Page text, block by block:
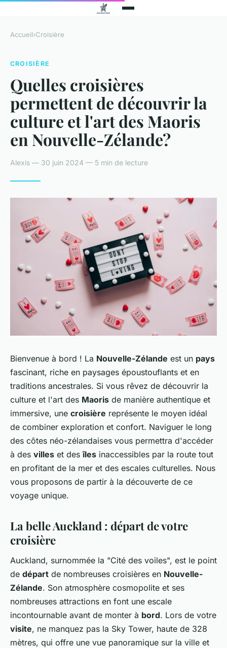
Accueil›Croisière
CROISIÈRE
Quelles croisières
permettent de découvrir la
culture et l'art des Maoris
en Nouvelle-Zélande?
Alexis — 30 juin 2024 — 5 min de lecture
Bienvenue à bord ! La Nouvelle-Zélande est un pays
fascinant, riche en paysages époustouflants et en
traditions ancestrales. Si vous rêvez de découvrir la
culture et l'art des Maoris de manière authentique et
immersive, une croisière représente le moyen idéal
de combiner exploration et confort. Naviguer le long
des côtes néo-zélandaises vous permettra d'accéder
à des villes et desîles inaccessibles par la route tout
en profitant de la mer et des escales culturelles. Nous
vous proposons de partir à la découverte de ce
voyage unique.
La belle Auckland : départ de votre
croisière
Auckland, surnommée la "Cité des voiles", est le point
de départ de nombreuses croisières en Nouvelle-
Zélande. Son atmosphère cosmopolite et ses
nombreuses attractions en font une escale
incontournable avant de monter à bord. Lors de votre
visite, ne manquez pas la Sky Tower, haute de 328
mètres, qui offre une vue panoramique sur la ville et